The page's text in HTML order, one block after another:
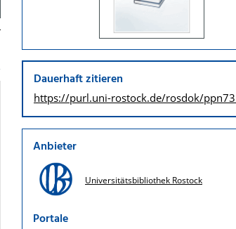
Dauerhaft zitieren
https://purl.uni-rostock.de/rosdok/
Anbieter
Universitätsbibliothek Rostock
Portale